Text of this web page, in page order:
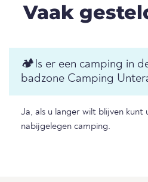
Vaak
🏕️Is er een camping in
badzone Camping
Ja, als u langer wilt blijven kunt
nabijgelegen camping.